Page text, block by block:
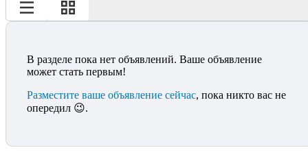
В разделе пока нет объявлений. Ваше объявление
может стать первым!
Разместите ваше объявление сейчас, пока никто вас не
опередил 😉.